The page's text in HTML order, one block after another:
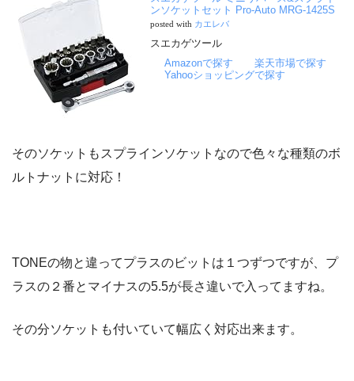
ンソケットセット Pro-Auto MRG-1425S
posted with カエレバ
スエカゲツール
Amazonで探す
楽天市場で探す
Yahooショッピングで探す
そのソケットもスプラインソケットなので色々な種類のボ
ルトナットに対応！
TONEの物と違ってプラスのビットは１つずつですが、プ
ラスの２番とマイナスの5.5が長さ違いで入ってますね。
その分ソケットも付いていて幅広く対応出来ます。